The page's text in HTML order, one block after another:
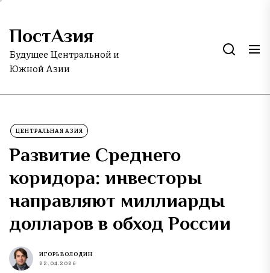
Skip
the
content
ПостАзия
Будущее Центральной и
Южной Азии
ЦЕНТРАЛЬНАЯ АЗИЯ
Развитие Среднего
коридора: инвесторы
направляют миллиарды
долларов в обход России
ИГОРЬ ВОЛОДИН
22.04.2026